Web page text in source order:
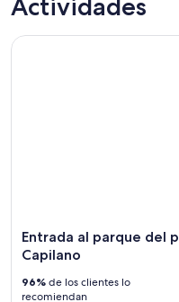
Actividades
Entrada al parque del
Capilano
96% de los clientes lo
recomiendan
Entrada al parque del